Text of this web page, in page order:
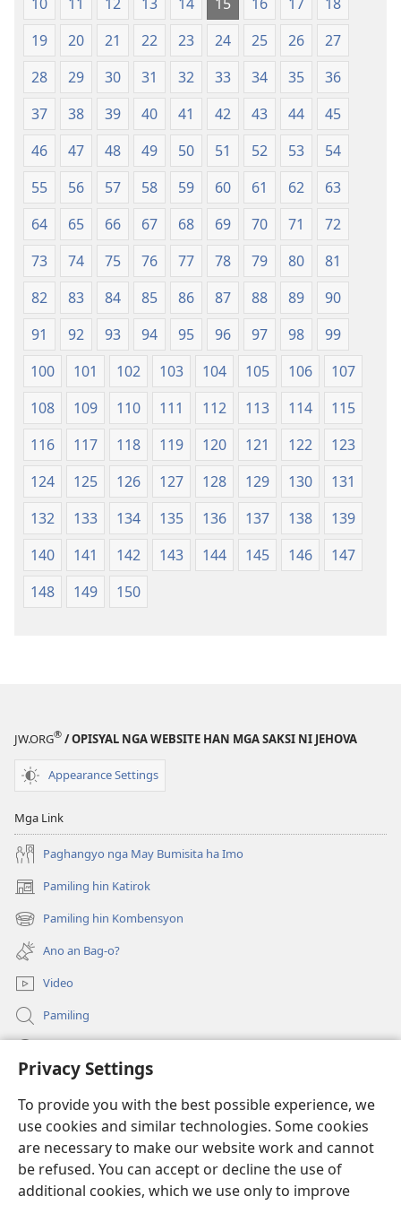
Privacy Settings
To provide you with the best possible experience, we
use cookies and similar technologies. Some cookies
are necessary to make our website work and cannot
be refused. You can accept or decline the use of
additional cookies, which we use only to improve
nga
Hubad
han
Baraan
nga
Kasuratan
19
20 21 22 23 24 25 26
27
28
29 30 31 32 33 34 35
36
37
38 39 40 41 42 43 44
45
46
47 48 49 50 51 52 53
54
55
56 57 58 59 60 61 62
63
64
65 66 67 68 69 70 71
72
73
74 75 76 77 78 79 80
81
82
83 84 85 86 87 88 89
90
91
92 93 94 95 96 97 98
99
100
101 102 103 104 105 106
107
108
109 110 111 112 113 114
115
116
117 118 119 120 121 122
123
124
125 126 127 128 129 130
131
132
133 134 135 136 137 138
139
140
141 142 143 144 145 146
147
148
149 150
JW.ORG® / OPISYAL NGA WEBSITE HAN MGA SAKSI NI JEHOVA
Appearance Settings
Mga Link
Paghangyo nga May Bumisita ha Imo
Pamiling hin Katirok
(opens
new
window)
Pamiling hin Kombensyon
(opens
new
window)
Ano an Bag-o?
Video
Pamiling
(opens
window)Watchtower ONLINE LIBRARY
(opens
new
window)JW Hub ®
(opens